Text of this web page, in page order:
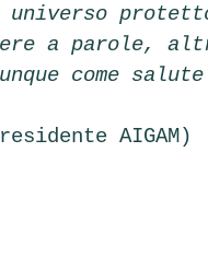
a parole,
come
AIGAM)